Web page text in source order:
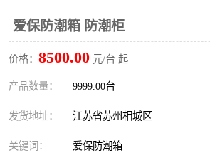
爱保防潮箱 防潮柜
价格： 8500.00 元/台 起
产品数量： 9999.00台
发货地址： 江苏省苏州相城区
关键词： 爱保防潮箱